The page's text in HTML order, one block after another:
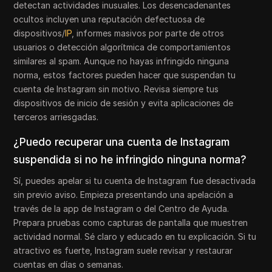
detectan actividades inusuales. Los desencadenantes
ocultos incluyen una reputación defectuosa de
dispositivos/IP , informes masivos por parte de otros
usuarios o detección algorítmica de comportamientos
similares al spam. Aunque no hayas infringido ninguna
norma, estos factores pueden hacer que suspendan tu
cuenta de Instagram sin motivo. Revisa siempre tus
dispositivos de inicio de sesión y evita aplicaciones de
terceros arriesgadas.
¿Puedo recuperar una cuenta de Instagram
suspendida si no he infringido ninguna norma?
Sí, puedes apelar si tu cuenta de Instagram fue desactivada
sin previo aviso. Empieza presentando una apelación a
través de la app de Instagram o del Centro de Ayuda.
Prepara pruebas como capturas de pantalla que muestren
actividad normal. Sé claro y educado en tu explicación. Si tu
atractivo es fuerte, Instagram suele revisar y restaurar
cuentas en días o semanas.